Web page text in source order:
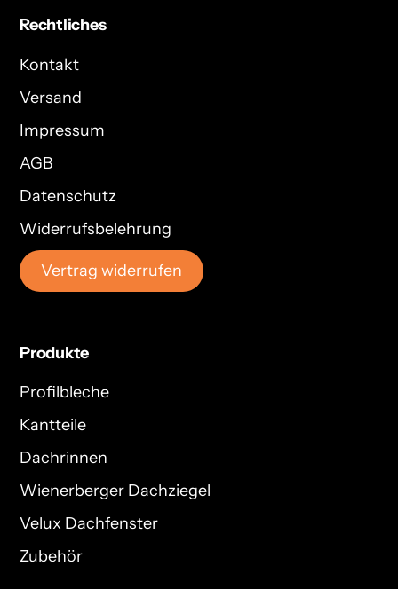
Rechtliches
Kontakt
Versand
Impressum
AGB
Datenschutz
Widerrufsbelehrung
Vertrag widerrufen
Produkte
Profilbleche
Kantteile
Dachrinnen
Wienerberger Dachziegel
Velux Dachfenster
Zubehör